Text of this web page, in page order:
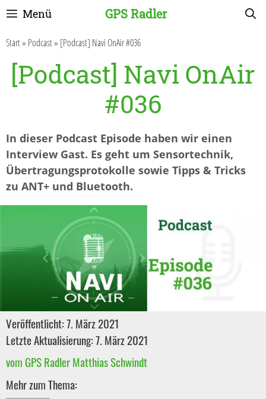
Zum
springen
GPS Radler
Menü
Start» Podcast» [Podcast] Navi OnAir #036
[Podcast] Navi OnAir
#036
In dieser Podcast Episode haben wir einen
Interview Gast. Es geht um Sensortechnik,
Übertragungsprotokolle sowie Tipps & Tricks
zu ANT+ und Bluetooth.
Veröffentlicht: 7. März 2021
Letzte Aktualisierung: 7. März 2021
vom GPS Radler Matthias Schwindt
Mehr zum Thema: